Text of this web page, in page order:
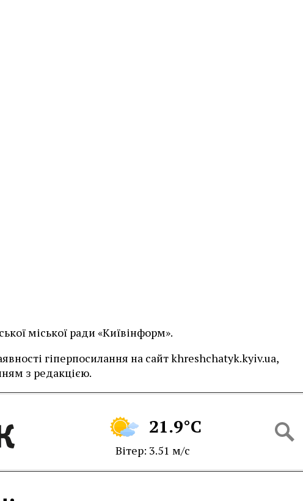
міської ради «Київінформ».
гіперпосилання на сайт khreshchatyk.kyiv.ua,
з редакцією.
21.9°C
Вітер: 3.51 м/с